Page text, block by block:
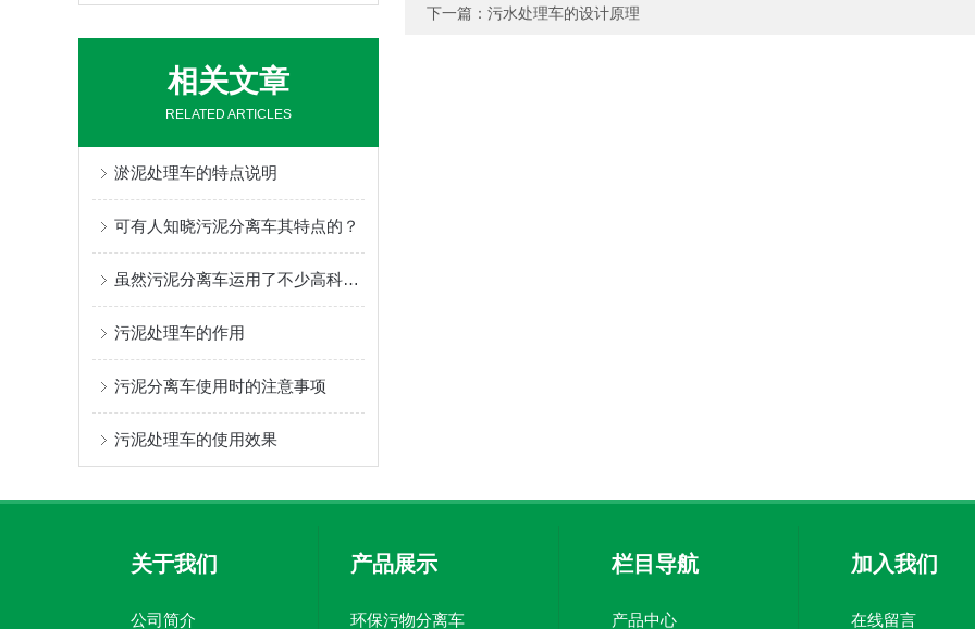
相关文章
RELATED ARTICLES
淤泥处理车的特点说明
可有人知晓污泥分离车其特点的？
虽然污泥分离车运用了不少高科技技术，但是使用期间需要注意几点！
污泥处理车的作用
污泥分离车使用时的注意事项
污泥处理车的使用效果
下一篇： 污水处理车的设计原理
关于我们
公司简介
产品展示
环保污物分离车
栏目导航
产品中心
加入我们
在线留言